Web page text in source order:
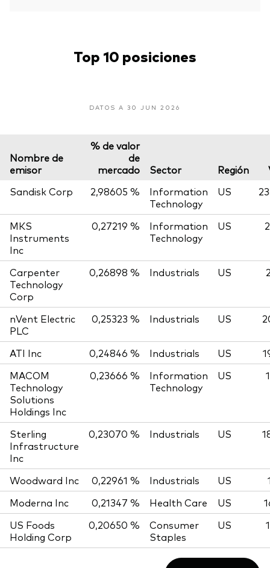
Top 10 posiciones
DATOS A 30 JUN 2026
Nombre de
emisor
% de valor
de
mercado
Sector Región
Sandisk Corp
2,98605 %
Information
Technology
US
MKS
Instruments
Inc
0,27219 %
Information
Technology
US
Carpenter
Technology
Corp
0,26898 % Industrials US
nVent Electric
PLC
0,25323 % Industrials US
ATI Inc 0,24846 % Industrials US
MACOM
Technology
Solutions
Holdings Inc
0,23666 %
Information
Technology
US
Sterling
Infrastructure
Inc
0,23070 % Industrials US
Woodward Inc 0,22961 % Industrials US
Moderna Inc
0,21347 % Health Care US
US Foods
Holding Corp
0,20650 %
Consumer
Staples
US